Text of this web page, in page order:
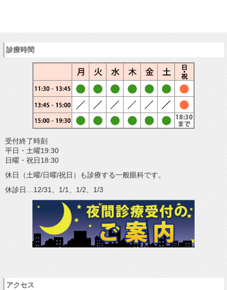
診療時間
受付終了時刻
平日・土曜19:30
日曜・祝日18:30
休日（土曜/日曜/祝日）も診療する一般眼科です。
休診日…12/31、1/1、1/2、1/3
アクセス